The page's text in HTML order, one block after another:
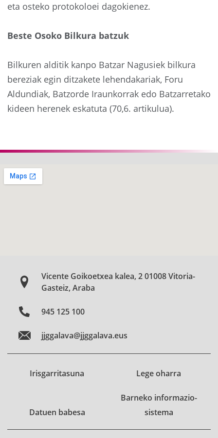
eta osteko protokoloei dagokienez.
Beste Osoko Bilkura batzuk
Bilkuren alditik kanpo Batzar Nagusiek bilkura
bereziak egin ditzakete lehendakariak, Foru
Aldundiak, Batzorde Iraunkorrak edo Batzarretako
kideen herenek eskatuta (70,6. artikulua).
Vicente Goikoetxea kalea, 2 01008 Vitoria-
Gasteiz, Araba
945 125 100
jjggalava@jjggalava.eus
Irisgarritasuna Lege oharra
Datuen babesa
Barneko informazio-
sistema